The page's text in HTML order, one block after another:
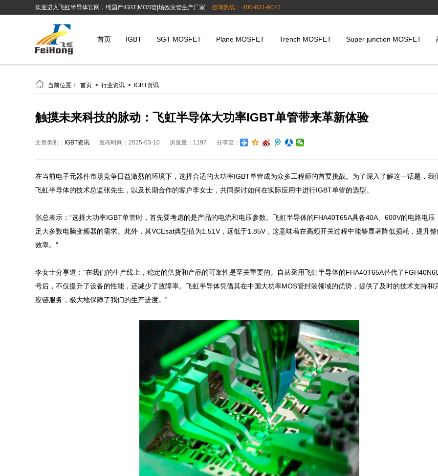
欢迎进入飞虹半导体官网，纯国产IGBT|MOS管|场效应管生产厂家 咨询热线： 400-831-6077
首页 IGBT SGT MOSFET Plane MOSFET Trench MOSFET Super junction MOSFET
 当前位置： 首页 > 行业资讯 > IGBT资讯
触摸未来科技的脉动：飞虹半导体大功率IGBT单管带来革新体验
文章类别： IGBT资讯 发布时间：2025-03-10 浏览量：1197 分享至：
在当前电子元器件市场竞争日益激烈的环境下，选择合适的大功率IGBT单管成为众多工程师的首要挑战。为了深入了解这一话题，我
飞虹半导体的技术总监张先生，以及长期合作的客户李女士，共同探讨如何在实际应用中进行IGBT单管的选型。
张总表示：“选择大功率IGBT单管时，首先要考虑的是产品的电流和电压参数。飞虹半导体的FHA40T65A具备40A、600V的电路电压
足大多数电脑变频器的需求。此外，其VCEsat典型值为1.51V，远低于1.85V，这意味着在高频开关过程中能够显著降低损耗，提升
效率。”
李女士分享道：“在我们的生产线上，稳定的供货和产品的可靠性是至关重要的。自从采用飞虹半导体的FHA40T65A替代了
号后，不仅提升了设备的性能，还减少了故障率。飞虹半导体凭借其在中国大功率MOS管封装领域的优势，提供了及时的技术支持和
应链服务，极大地保障了我们的生产进度。”